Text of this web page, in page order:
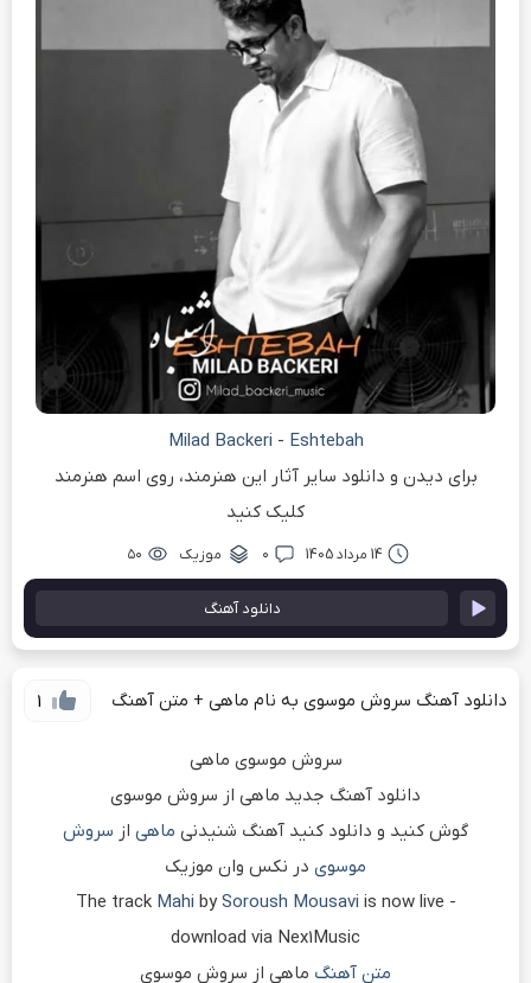
Milad Backeri - Eshtebah
برای دیدن و دانلود سایر آثار این هنرمند، روی اسم هنرمند
کلیک کنید
14 مرداد 1405 ۰ موزیک ۵۰
دانلود آهنگ
1 دانلود آهنگ سروش موسوی به نام ماهی + متن آهنگ
سروش موسوی ماهی
دانلود آهنگ جدید ماهی از سروش موسوی
گوش کنید و دانلود کنید آهنگ شنیدنی ماهی از سروش
موسوی در نکس وان موزیک
The track Mahi bySoroush Mousavi is now live -
download via Nex1Music
متن آهنگ ماهی از سروش موسوی